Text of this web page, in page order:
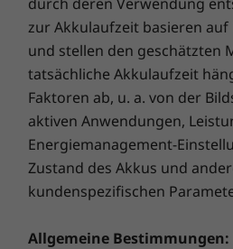
erhalten eine Akkulaufzeit
Außerdem können Sie Ihr
andere Geräte über den
aufladen, selbst wenn Ihr
ausgeschaltet ist. Nutzen
*Im Abschaltmodus. 65-W-Netzteil
Windows 10 wird
zur Akkulaufzeit basieren
und stellen den geschätzten
tatsächliche Akkulaufzeit
Faktoren ab, u. a. von der
aktiven Anwendungen,
Energiemanagement-
Zustand des Akkus und
kundenspezifischen
Allgemeine Bestimmungen: